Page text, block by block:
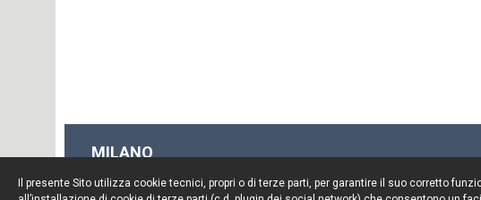
MILANO
20123 Milano
Il presente Sito utilizza cookie tecnici, propri o di terze parti, per garantire il suo corretto